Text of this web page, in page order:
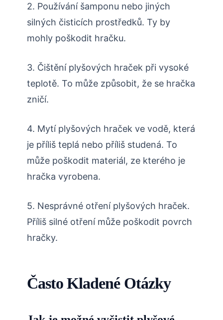
2. Používání šamponu nebo jiných
silných čisticích prostředků. Ty by
mohly poškodit hračku.
3. Čištění plyšových hraček při vysoké
teplotě. To může způsobit, že se hračka
zničí.
4. Mytí plyšových hraček ve vodě, která
je příliš teplá nebo příliš studená. To
může poškodit materiál, ze kterého je
hračka vyrobena.
5. Nesprávné otření plyšových hraček.
Příliš silné otření může poškodit povrch
hračky.
Často Kladené Otázky